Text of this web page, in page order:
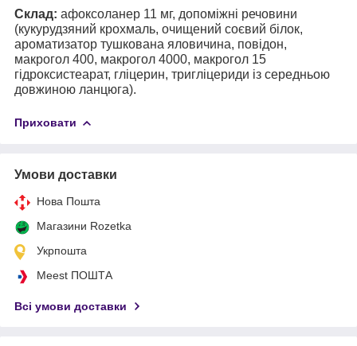
Склад: афоксоланер 11 мг, допоміжні речовини
(кукурудзяний крохмаль, очищений соєвий білок,
ароматизатор тушкована яловичина, повідон,
макрогол 400, макрогол 4000, макрогол 15
гідроксистеарат, гліцерин, тригліцериди із середньою
довжиною ланцюга).
Приховати
Умови доставки
Нова Пошта
Магазини Rozetka
Укрпошта
Meest ПОШТА
Всі умови доставки